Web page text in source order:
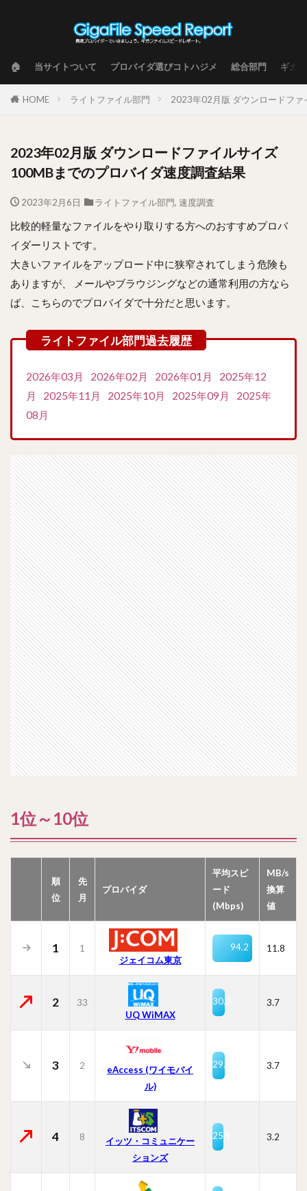
🏠 当サイトついて プロバイダ選びコトハジメ 総合部門 ギガ
HOME ライトファイル部門 2023年02月版 ダウンロードフ
2023年02月版 ダウンロードファイルサイズ
100MBまでのプロバイダ速度調査結果
2023年2月6日 ライトファイル部門, 速度調査
比較的軽量なファイルをやり取りする方へのおすすめプロバ
イダーリストです。
大きいファイルをアップロード中に狭窄されてしまう危険も
ありますが、 メールやブラウジングなどの通常利用の方なら
ば、こちらのでプロバイダで十分だと思います。
2026年03月 2026年02月 2026年01月
2025年12
月
2025年11月 2025年10月 2025年09月
2025年
08月
1位～10位
順
位
先
月
プロバイダ
平均スピ
ード
(Mbps)
MB/s
換算
値
1
1
ジェイコム東京
94.2 11.8
2
33
UQ WiMAX
30.0 3.7
3 2
eAccess (ワイモバイ
ル)
29.3 3.7
4 8
イッツ・コミュニケー
ションズ
25.9 3.2